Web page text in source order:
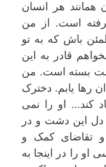
هر انسان
است. از من
باش که به تو
قادر به این
بسته است. من
رها یابم. دخترک
او را نمی
این دشت و در
کمک و
را در اینجا به